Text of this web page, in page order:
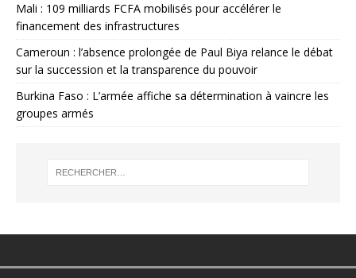
Mali : 109 milliards FCFA mobilisés pour accélérer le
financement des infrastructures
Cameroun : l’absence prolongée de Paul Biya relance le débat
sur la succession et la transparence du pouvoir
Burkina Faso : L’armée affiche sa détermination à vaincre les
groupes armés